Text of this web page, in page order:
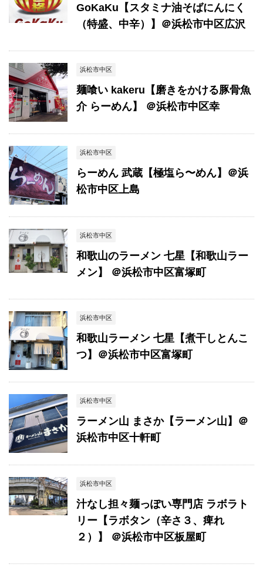
GoKaKu【スタミナ油そばにんにく
（特盛、中辛）】＠浜松市中区広沢
浜松市中区
麺喰い kakeru【磨きをかける豚骨魚
介 らーめん】 ＠浜松市中区幸
浜松市中区
らーめん 武蔵【極塩ら〜めん】＠浜
松市中区上島
浜松市中区
和歌山のラーメン 七星【和歌山ラー
メン】 ＠浜松市中区富塚町
浜松市中区
和歌山ラーメン 七星【煮干しとんこ
つ】＠浜松市中区富塚町
浜松市中区
ラーメン山 まさか【ラーメン山】＠
浜松市中区十軒町
浜松市中区
汁なし担々麺っぽい専門店 ラボラト
リー【ラボタン（辛さ３、痺れ
２）】 ＠浜松市中区板屋町